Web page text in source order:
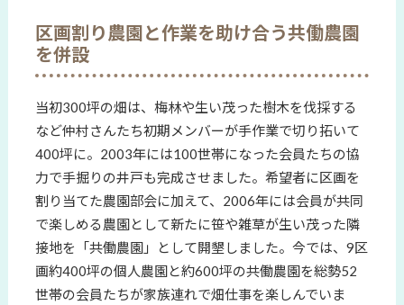
区画割り農園と作業を助け合う共働農園
を併設
当初300坪の畑は、梅林や生い茂った樹木を伐採する
など仲村さんたち初期メンバーが手作業で切り拓いて
400坪に。2003年には100世帯になった会員たちの協
力で手掘りの井戸も完成させました。希望者に区画を
割り当てた農園部会に加えて、2006年には会員が共同
で楽しめる農園として新たに笹や雑草が生い茂った隣
接地を「共働農園」として開墾しました。今では、9区
画約400坪の個人農園と約600坪の共働農園を総勢52
世帯の会員たちが家族連れで畑仕事を楽しんでいま